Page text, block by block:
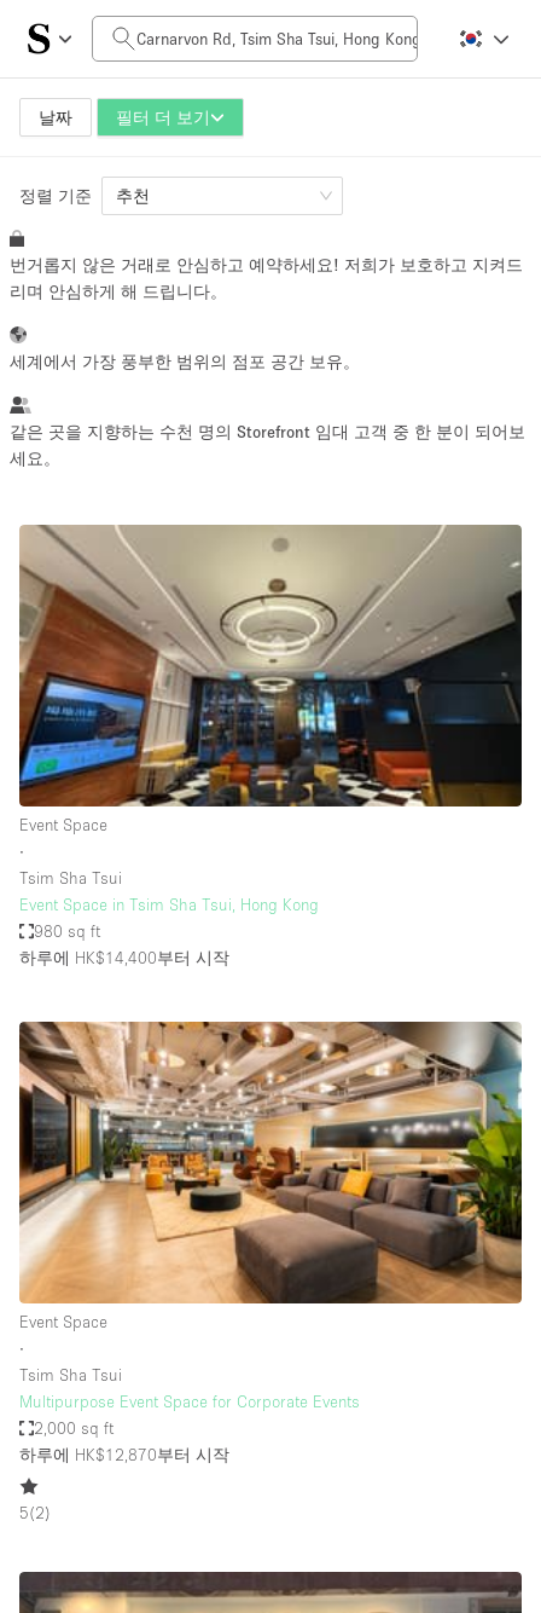
날짜 필터 더 보기
일일 비용
HK$0
공간 크기
100 sq ft 5000+ sq ft
~ 13 명
Photo
Shooting
Conference Meeting Office Shop Share
공간 유형
Advertisement Space
Art Gallery
Atelier / Workshop Studio
Boat
Boutique / Shop
Conference Room
Container
Creative Space
Event Space
Hall
Mall Shop
Mansion / House
Meeting Space
Photo / Filming Studio
정렬 기준 추천
번거롭지 않은 거래로 안심하고 예약하세요! 저희가 보호하고 지켜드
리며 안심하게 해 드립니다。
세계에서 가장 풍부한 범위의 점포 공간 보유。
같은 곳을 지향하는 수천 명의 Storefront 임대 고객 중 한 분이 되어보
세요。
Event Space
∙
Tsim Sha Tsui
Event Space in Tsim Sha Tsui, Hong Kong
980 sq ft
하루에 HK$14,400부터 시작
Event Space
∙
Tsim Sha Tsui
Multipurpose Event Space for Corporate Events
2,000 sq ft
하루에 HK$12,870부터 시작
5(2)